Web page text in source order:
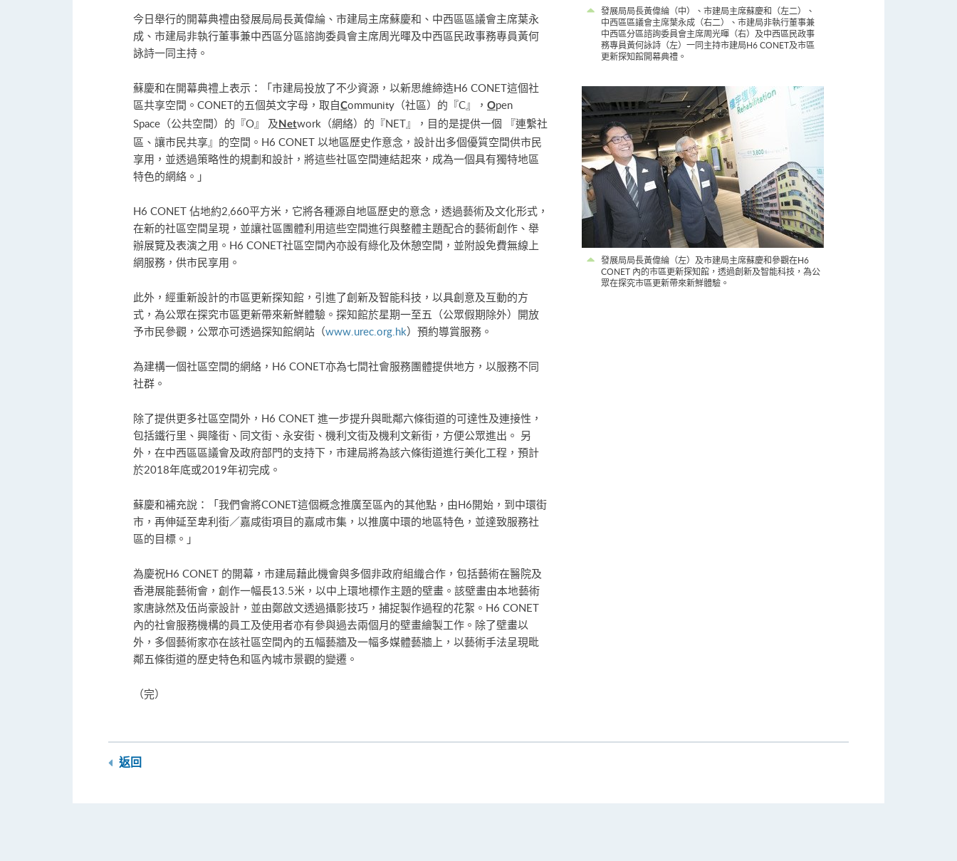
發展局局長黃偉綸（中）、市建局主席蘇慶和（左二）、
中西區區議會主席葉永成（右二）、市建局非執行董事兼
中西區分區諮詢委員會主席周光暉（右）及中西區民政事
務專員黃何詠詩（左）一同主持市建局H6 CONET及市區
更新探知館開幕典禮。
發展局局長黃偉綸（左）及市建局主席蘇慶和參觀在H6
CONET 內的市區更新探知館，透過創新及智能科技，為公
眾在探究市區更新帶來新鮮體驗。
今日舉行的開幕典禮由發展局局長黃偉綸、市建局主席蘇慶和、中西區區議會主席葉永
成、市建局非執行董事兼中西區分區諮詢委員會主席周光暉及中西區民政事務專員黃何
詠詩一同主持。
蘇慶和在開幕典禮上表示：「市建局投放了不少資源，以新思維締造H6 CONET這個社
區共享空間。CONET的五個英文字母，取自Community（社區）的『C』， Open
Space（公共空間）的『O』 及 Network（網絡）的『NET』，目的是提供一個 『連繫社
區、讓市民共享』的空間。H6 CONET 以地區歷史作意念，設計出多個優質空間供市民
享用，並透過策略性的規劃和設計，將這些社區空間連結起來，成為一個具有獨特地區
特色的網絡。」
H6 CONET 佔地約2,660平方米，它將各種源自地區歷史的意念，透過藝術及文化形式，
在新的社區空間呈現，並讓社區團體利用這些空間進行與整體主題配合的藝術創作、舉
辦展覽及表演之用。H6 CONET社區空間內亦設有綠化及休憩空間，並附設免費無線上
網服務，供市民享用。
此外，經重新設計的市區更新探知館，引進了創新及智能科技，以具創意及互動的方
式，為公眾在探究市區更新帶來新鮮體驗。探知館於星期一至五（公眾假期除外）開放
予市民參觀，公眾亦可透過探知館網站（www.urec.org.hk）預約導賞服務。
為建構一個社區空間的網絡，H6 CONET亦為七間社會服務團體提供地方，以服務不同
社群。
除了提供更多社區空間外，H6 CONET 進一步提升與毗鄰六條街道的可達性及連接性，
包括鐵行里、興隆街、同文街、永安街、機利文街及機利文新街，方便公眾進出。 另
外，在中西區區議會及政府部門的支持下，市建局將為該六條街道進行美化工程，預計
於2018年底或2019年初完成。
蘇慶和補充說：「我們會將CONET這個概念推廣至區內的其他點，由H6開始，到中環街
市，再伸延至卑利街／嘉咸街項目的嘉咸市集，以推廣中環的地區特色，並達致服務社
區的目標。」
為慶祝H6 CONET 的開幕，市建局藉此機會與多個非政府組織合作，包括藝術在醫院及
香港展能藝術會，創作一幅長13.5米，以中上環地標作主題的壁畫。該壁畫由本地藝術
家唐詠然及伍尚豪設計，並由鄭啟文透過攝影技巧，捕捉製作過程的花絮。H6 CONET
內的社會服務機構的員工及使用者亦有參與過去兩個月的壁畫繪製工作。除了壁畫以
外，多個藝術家亦在該社區空間內的五幅藝牆及一幅多媒體藝牆上，以藝術手法呈現毗
鄰五條街道的歷史特色和區內城市景觀的變遷。
（完）
返回